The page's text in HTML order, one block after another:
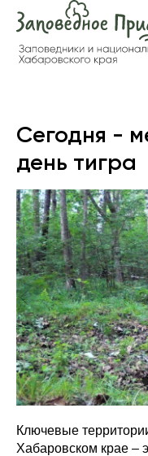
Сегодня -
день тигра
Ключевые
Хабаровском крае –